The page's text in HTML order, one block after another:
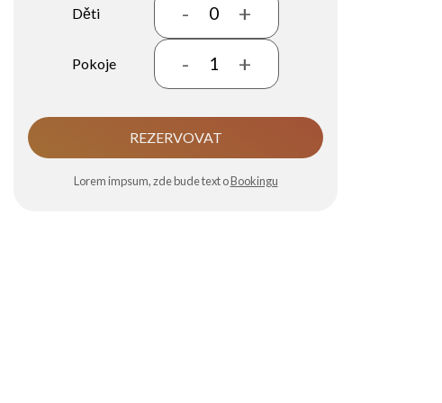
Děti - 0 +
Pokoje - 1 +
REZERVOVAT
Lorem impsum, zde bude text oBookingu